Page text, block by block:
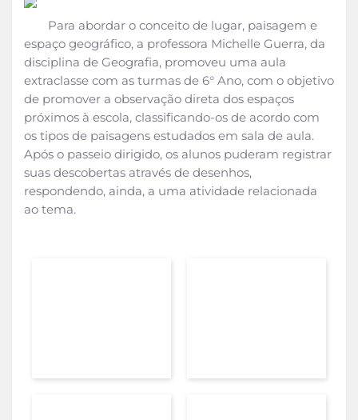
Para abordar o conceito de lugar, paisagem e
espaço geográfico, a professora Michelle Guerra, da
disciplina de Geografia, promoveu uma aula
extraclasse com as turmas de 6° Ano, com o objetivo
de promover a observação direta dos espaços
próximos à escola, classificando-os de acordo com
os tipos de paisagens estudados em sala de aula.
Após o passeio dirigido, os alunos puderam registrar
suas descobertas através de desenhos,
respondendo, ainda, a uma atividade relacionada
ao tema.